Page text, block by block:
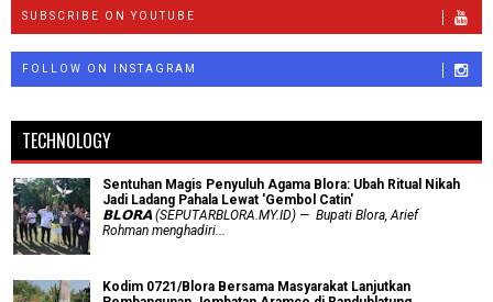
SUBSCRIBE ON YOUTUBE
FOLLOW ON INSTAGRAM
TECHNOLOGY
Sentuhan Magis Penyuluh Agama Blora: Ubah Ritual Nikah
Jadi Ladang Pahala Lewat 'Gembol Catin'
𝗕𝗟𝗢𝗥𝗔 (SEPUTARBLORA.MY.ID) — Bupati Blora, Arief
Rohman menghadiri...
Kodim 0721/Blora Bersama Masyarakat Lanjutkan